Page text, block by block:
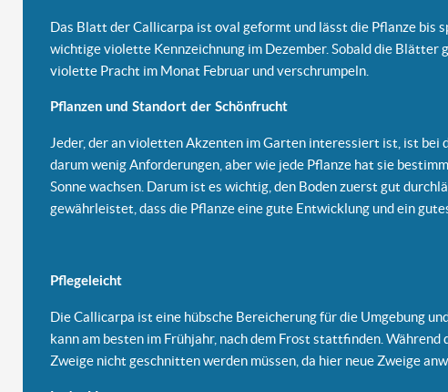
Das Blatt der Callicarpa ist oval geformt und lässt die Pflanze bis
wichtige violette Kennzeichnung im Dezember. Sobald die
violette Pracht im Monat Februar und verschrumpeln.
Pflanzen und Standort der Schönfrucht
Jeder, der an violetten Akzenten im Garten interessiert ist, ist
darum wenig Anforderungen, aber wie jede Pflanze hat sie
Sonne wachsen. Darum ist es wichtig, den Boden zuerst gut
gewährleistet, dass die Pflanze eine gute Entwicklung und ein
Pflegeleicht
Die Callicarpa ist eine hübsche Bereicherung für die Umgebung
kann am besten im Frühjahr, nach dem Frost stattfinden.
Zweige nicht geschnitten werden müssen, da hier neue Zweige